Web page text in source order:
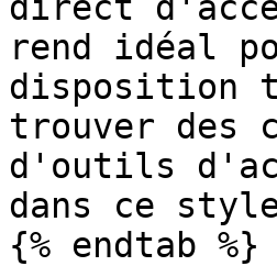
rend idéal
disposition
trouver des
d'outils
dans ce
{% endtab %}